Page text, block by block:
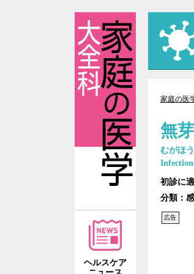
ヘルスケア
家庭の医
無
むがほ
初診に
分類：
広告